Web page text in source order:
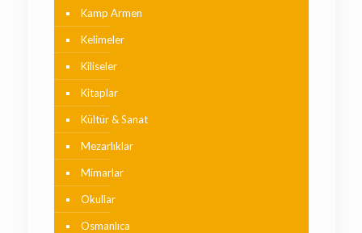
Kamp Armen
Kelimeler
Kiliseler
Kitaplar
Kültür & Sanat
Mezarlıklar
Mimarlar
Okullar
Osmanlıca